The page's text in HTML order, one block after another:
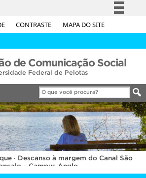
CONTRASTE MAPA DO SITE
Simplifique!
Acesso à informação
Legislação
Canais
de Comunicação Social
Federal de Pelotas
· Descanso à margem do Canal São
– Campus Anglo